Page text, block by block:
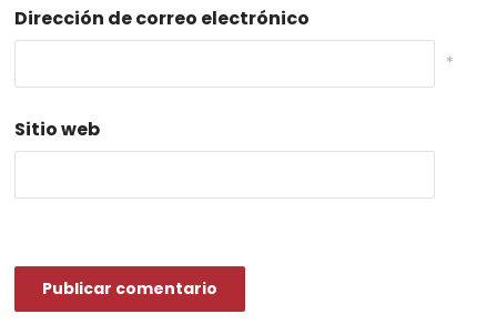
Dirección de correo electrónico
*
Sitio web